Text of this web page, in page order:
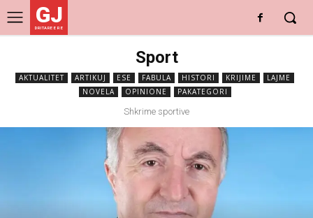
GJ
DRITARE E RE
Sport
AKTUALITET ARTIKUJ ESE FABULA HISTORI KRIJIME
LAJME
NOVELA
OPINIONE PAKATEGORI
Shkrime sportive